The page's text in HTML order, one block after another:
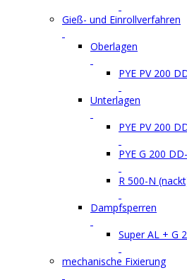
Gieß- und Einrollverfahren
Oberlagen
PYE PV 200
Unterlagen
PYE PV 200
PYE G 200
R 500-N
Dampfsperren
Super AL + G
mechanische Fixierung